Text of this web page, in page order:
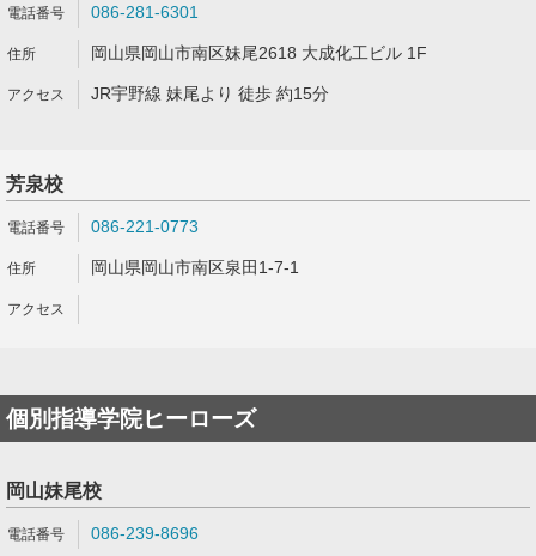
086-281-6301
岡山県岡山市南区妹尾2618 大成化工ビル 1F
JR宇野線 妹尾より 徒歩 約15分
芳泉校
086-221-0773
岡山県岡山市南区泉田1-7-1
個別指導学院ヒーローズ
岡山妹尾校
086-239-8696